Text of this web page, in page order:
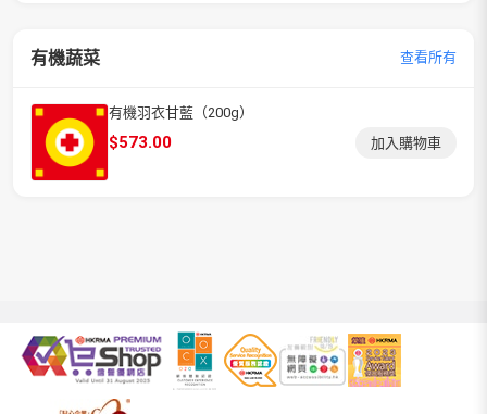
有機蔬菜 查看所有
有機羽衣甘藍（200g）
$573.00 加入購物車